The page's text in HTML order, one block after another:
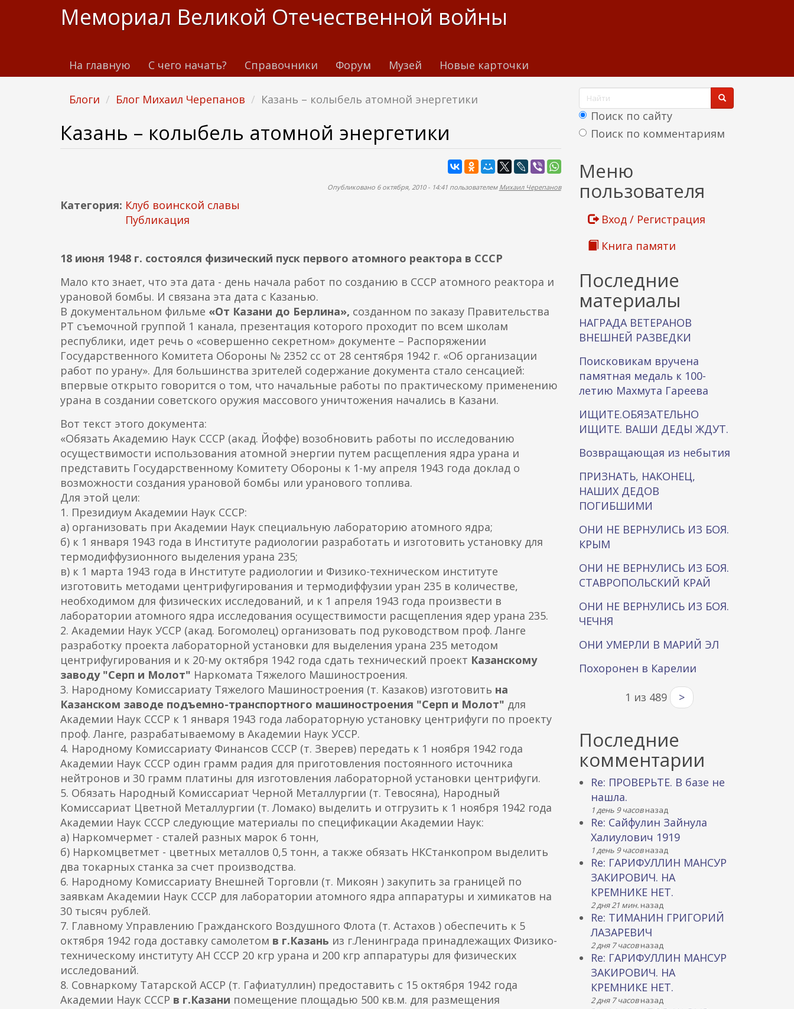
т
Мемориал Великой Отечественной войны
На главную С чего начать? Справочники Форум Музей Новые карточки
Блоги Блог Михаил Черепанов Казань – колыбель атомной энергетики
Казань – колыбель атомной энергетики
Опубликовано 6 октября, 2010 - 14:41 пользователем Михаил Черепанов
Категория: Клуб воинской славы
Публикация
18 июня 1948 г. состоялся физический пуск первого атомного реактора в СССР
Мало кто знает, что эта дата - день начала работ по созданию в СССР атомного реактора и
урановой бомбы. И связана эта дата с Казанью.
В документальном фильме «От Казани до Берлина», созданном по заказу Правительства
РТ съемочной группой 1 канала, презентация которого проходит по всем школам
республики, идет речь о «совершенно секретном» документе – Распоряжении
Государственного Комитета Обороны № 2352 сс от 28 сентября 1942 г. «Об организации
работ по урану». Для большинства зрителей содержание документа стало сенсацией:
впервые открыто говорится о том, что начальные работы по практическому применению
урана в создании советского оружия массового уничтожения начались в Казани.
Вот текст этого документа:
«Обязать Академию Наук СССР (акад. Йоффе) возобновить работы по исследованию
осуществимости использования атомной энергии путем расщепления ядра урана и
представить Государственному Комитету Обороны к 1-му апреля 1943 года доклад о
возможности создания урановой бомбы или уранового топлива.
Для этой цели:
1. Президиум Академии Наук СССР:
а) организовать при Академии Наук специальную лабораторию атомного ядра;
б) к 1 января 1943 года в Институте радиологии разработать и изготовить установку для
термодиффузионного выделения урана 235;
в) к 1 марта 1943 года в Институте радиологии и Физико-техническом институте
изготовить методами центрифугирования и термодиффузии уран 235 в количестве,
необходимом для физических исследований, и к 1 апреля 1943 года произвести в
лаборатории атомного ядра исследования осуществимости расщепления ядер урана 235.
2. Академии Наук УССР (акад. Богомолец) организовать под руководством проф. Ланге
разработку проекта лабораторной установки для выделения урана 235 методом
центрифугирования и к 20-му октября 1942 года сдать технический проект Казанскому
заводу "Серп и Молот" Наркомата Тяжелого Машиностроения.
3. Народному Комиссариату Тяжелого Машиностроения (т. Казаков) изготовить на
Казанском заводе подъемно-транспортного машиностроения "Серп и Молот" для
Академии Наук СССР к 1 января 1943 года лабораторную установку центрифуги по проекту
проф. Ланге, разрабатываемому в Академии Наук УССР.
4. Народному Комиссариату Финансов СССР (т. Зверев) передать к 1 ноября 1942 года
Академии Наук СССР один грамм радия для приготовления постоянного источника
нейтронов и 30 грамм платины для изготовления лабораторной установки центрифуги.
5. Обязать Народный Комиссариат Черной Металлургии (т. Тевосяна), Народный
Комиссариат Цветной Металлургии (т. Ломако) выделить и отгрузить к 1 ноября 1942 года
Академии Наук СССР следующие материалы по спецификации Академии Наук:
а) Наркомчермет - сталей разных марок 6 тонн,
б) Наркомцветмет - цветных металлов 0,5 тонн, а также обязать НКСтанкопром выделить
два токарных станка за счет производства.
6. Народному Комиссариату Внешней Торговли (т. Микоян ) закупить за границей по
заявкам Академии Наук СССР для лаборатории атомного ядра аппаратуры и химикатов на
30 тысяч рублей.
7. Главному Управлению Гражданского Воздушного Флота (т. Астахов ) обеспечить к 5
октября 1942 года доставку самолетом в г.Казань из г.Ленинграда принадлежащих Физико-
техническому институту АН СССР 20 кгр урана и 200 кгр аппаратуры для физических
исследований.
8. Совнаркому Татарской АССР (т. Гафиатуллин) предоставить с 15 октября 1942 года
Академии Наук СССР в г.Казани помещение площадью 500 кв.м. для размещения
Ф
о
р
а
п
о
и
к
а
Поиск по сайту
Поиск по комментариям
Меню
пользователя
Вход / Регистрация
Книга памяти
Последние
материалы
НАГРАДА ВЕТЕРАНОВ
ВНЕШНЕЙ РАЗВЕДКИ
Поисковикам вручена
памятная медаль к 100-
летию Махмута Гареева
ИЩИТЕ.ОБЯЗАТЕЛЬНО
ИЩИТЕ. ВАШИ ДЕДЫ ЖДУТ.
Возвращающая из небытия
ПРИЗНАТЬ, НАКОНЕЦ,
НАШИХ ДЕДОВ
ПОГИБШИМИ
ОНИ НЕ ВЕРНУЛИСЬ ИЗ БОЯ.
КРЫМ
ОНИ НЕ ВЕРНУЛИСЬ ИЗ БОЯ.
СТАВРОПОЛЬСКИЙ КРАЙ
ОНИ НЕ ВЕРНУЛИСЬ ИЗ БОЯ.
ЧЕЧНЯ
ОНИ УМЕРЛИ В МАРИЙ ЭЛ
Похоронен в Карелии
1 из 489 >
Последние
комментарии
Re: ПРОВЕРЬТЕ. В базе не
нашла.
1 день 9 часовназад
Re: Сайфулин Зайнула
Халиулович 1919
1 день 9 часовназад
Re: ГАРИФУЛЛИН МАНСУР
ЗАКИРОВИЧ. НА
КРЕМНИКЕ НЕТ.
2 дня 21 мин.назад
Re: ТИМАНИН ГРИГОРИЙ
ЛАЗАРЕВИЧ
2 дня 7 часовназад
Re: ГАРИФУЛЛИН МАНСУР
ЗАКИРОВИЧ. НА
КРЕМНИКЕ НЕТ.
2 дня 7 часовназад